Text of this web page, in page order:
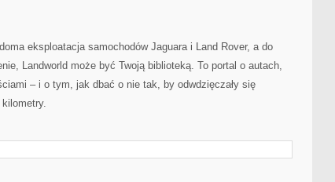
eksploatacja samochodów Jaguara i Land Rover, a do
Landworld może być Twoją biblioteką. To portal o autach,
– i o tym, jak dbać o nie tak, by odwdzięczały się